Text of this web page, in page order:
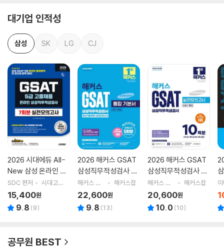
대기업 인적성
삼성 SK LG CJ
2026 시대에듀 All-
New 삼성 온라인 GS
AT 5급 고졸채용 실
전모의고사 7회분
SDC 편저 시대고시기획 시대교육
15,400원
9.8 (9)
2026 해커스 GSAT
삼성직무적성검사 통
합 기본서 최신기출유
형+실전모의고사 (수
리/추리)
해커스 GSAT 취업교육연구소 저 해커스잡
22,600원
9.8 (13)
2026 해커스 GSAT
삼성직무적성검사 실
전모의고사 10회분
해커스 GSAT 취업교육연구소 저 해커스잡
20,600원
10.0 (10)
서
공무원 BEST